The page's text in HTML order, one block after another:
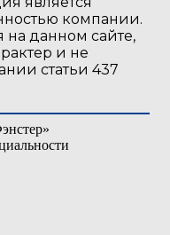
компании.
данном сайте,
и не
статьи 437